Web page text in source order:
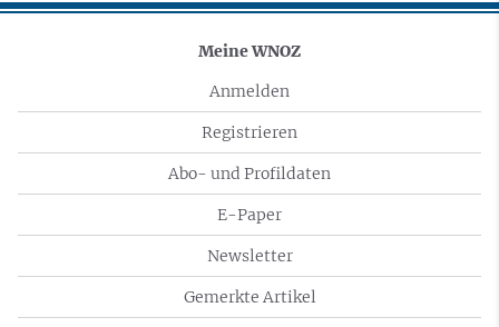
Meine WNOZ
Anmelden
Registrieren
Abo- und Profildaten
E-Paper
Newsletter
Gemerkte Artikel